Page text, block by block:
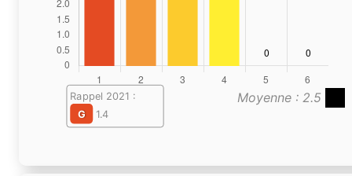
Moyenne : 2.5
Rappel 2021 :
G
1.4